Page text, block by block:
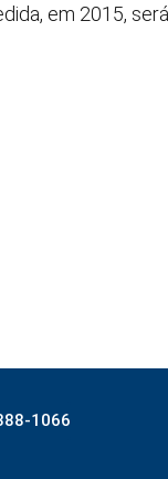
em 2015, será
1066